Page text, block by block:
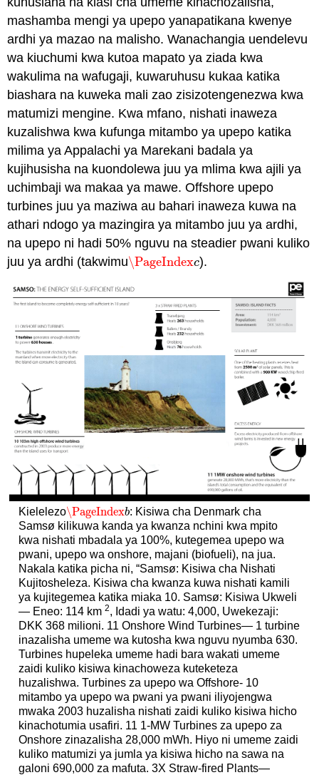
mashamba mengi ya upepo yanapatikana kwenye
ardhi ya mazao na malisho. Wanachangia uendelevu
wa kiuchumi kwa kutoa mapato ya ziada kwa
wakulima na wafugaji, kuwaruhusu kukaa katika
biashara na kuweka mali zao zisizotengenezwa kwa
matumizi mengine. Kwa mfano, nishati inaweza
kuzalishwa kwa kufunga mitambo ya upepo katika
milima ya Appalachi ya Marekani badala ya
kujihusisha na kuondolewa juu ya mlima kwa ajili ya
uchimbaji wa makaa ya mawe. Offshore upepo
turbines juu ya maziwa au bahari inaweza kuwa na
athari ndogo ya mazingira ya mitambo juu ya ardhi,
na upepo ni hadi 50% nguvu na steadier pwani kuliko
juu ya ardhi (takwimu\PageIndexc
\PageIndexc).
Kielelezo\PageIndexb
\PageIndexb: Kisiwa cha Denmark cha
Samsø kilikuwa kanda ya kwanza nchini kwa mpito
kwa nishati mbadala ya 100%, kutegemea upepo wa
pwani, upepo wa onshore, majani (biofueli), na jua.
Nakala katika picha ni, “Samsø: Kisiwa cha Nishati
Kujitosheleza. Kisiwa cha kwanza kuwa nishati kamili
ya kujitegemea katika miaka 10. Samsø: Kisiwa Ukweli
— Eneo: 114 km 2, Idadi ya watu: 4,000, Uwekezaji:
DKK 368 milioni. 11 Onshore Wind Turbines— 1 turbine
inazalisha umeme wa kutosha kwa nguvu nyumba 630.
Turbines hupeleka umeme hadi bara wakati umeme
zaidi kuliko kisiwa kinachoweza kuteketeza
huzalishwa. Turbines za upepo wa Offshore- 10
mitambo ya upepo wa pwani ya pwani iliyojengwa
mwaka 2003 huzalisha nishati zaidi kuliko kisiwa hicho
kinachotumia usafiri. 11 1-MW Turbines za upepo za
Onshore zinazalisha 28,000 mWh. Hiyo ni umeme zaidi
kuliko matumizi ya jumla ya kisiwa hicho na sawa na
galoni 690,000 za mafuta. 3X Straw-fired Plants—